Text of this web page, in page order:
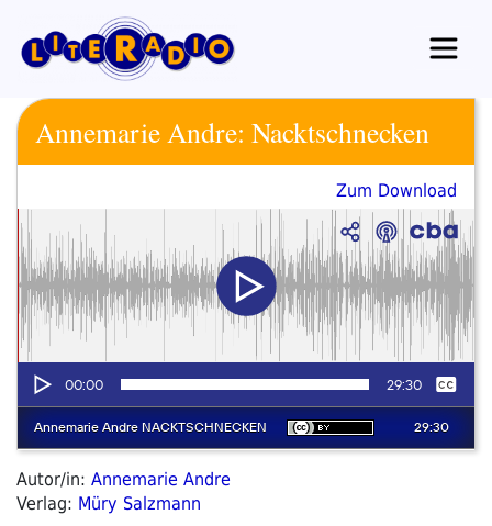
Inhalt
springen
Annemarie Andre: Nacktschnecken
Zum Download
Autor/in: Annemarie Andre
Verlag: Müry Salzmann